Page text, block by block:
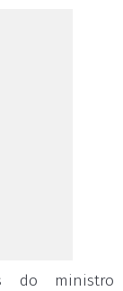
do ministro